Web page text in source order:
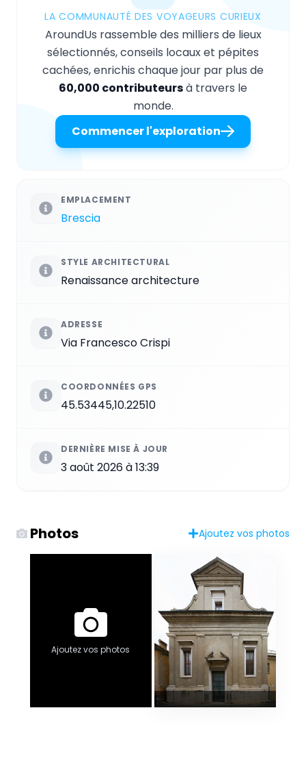
LA COMMUNAUTÉ DES VOYAGEURS CURIEUX
AroundUs rassemble des milliers de lieux
sélectionnés, conseils locaux et pépites
cachées, enrichis chaque jour par plus de
60,000 contributeursà travers le
monde.
Commencer l'exploration
EMPLACEMENT
Brescia
STYLE ARCHITECTURAL
Renaissance architecture
ADRESSE
Via Francesco Crispi
COORDONNÉES GPS
45.53445,10.22510
DERNIÈRE MISE À JOUR
3 août 2026 à 13:39
Photos Ajoutez vos photos
Ajoutez vos photos